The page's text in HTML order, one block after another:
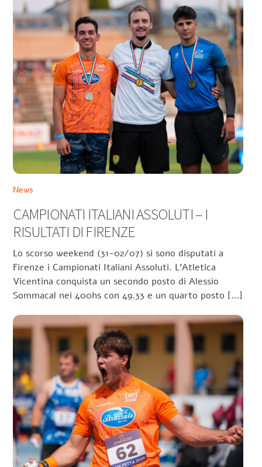
News
CAMPIONATI ITALIANI ASSOLUTI – I
RISULTATI DI FIRENZE
Lo scorso weekend (31-02/07) si sono disputati a
Firenze i Campionati Italiani Assoluti. L’Atletica
Vicentina conquista un secondo posto di Alessio
Sommacal nei 400hs con 49.33 e un quarto posto […]